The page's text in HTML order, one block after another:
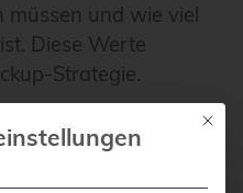
und wie viel
Diese Werte
Strategie.
Mit